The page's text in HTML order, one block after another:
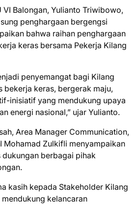
VI Balongan, Yulianto Triwibowo,
penghargaan bergengsi
bahwa raihan penghargaan
keras bersama Pekerja Kilang
penyemangat bagi Kilang
bekerja keras, bergerak maju,
inisiatif yang mendukung upaya
energi nasional,” ujar Yulianto.
Area Manager Communication,
Mohamad Zulkifli menyampaikan
dukungan berbagai pihak
kasih kepada Stakeholder Kilang
kelancaran